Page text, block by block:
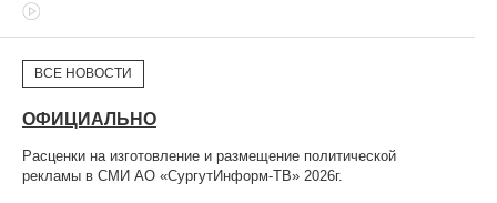
ВСЕ НОВОСТИ
ОФИЦИАЛЬНО
Расценки на изготовление и размещение политической
рекламы в СМИ АО «СургутИнформ-ТВ» 2026г.